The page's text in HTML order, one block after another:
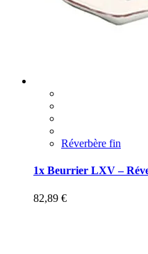
Réverbère fin
1x Beurrier LXV –
82,89 €